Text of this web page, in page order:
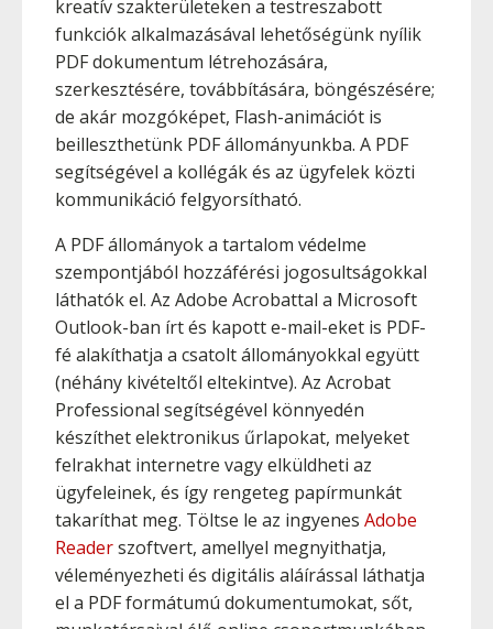
kreatív szakterületeken a testreszabott
funkciók alkalmazásával lehetőségünk nyílik
PDF dokumentum létrehozására,
szerkesztésére, továbbítására, böngészésére;
de akár mozgóképet, Flash-animációt is
beilleszthetünk PDF állományunkba. A PDF
segítségével a kollégák és az ügyfelek közti
kommunikáció felgyorsítható.
A PDF állományok a tartalom védelme
szempontjából hozzáférési jogosultságokkal
láthatók el. Az Adobe Acrobattal a Microsoft
Outlook-ban írt és kapott e-mail-eket is PDF-
fé alakíthatja a csatolt állományokkal együtt
(néhány kivételtől eltekintve). Az Acrobat
Professional segítségével könnyedén
készíthet elektronikus űrlapokat, melyeket
felrakhat internetre vagy elküldheti az
ügyfeleinek, és így rengeteg papírmunkát
takaríthat meg. Töltse le az ingyenes Adobe
Readerszoftvert, amellyel megnyithatja,
véleményezheti és digitális aláírással láthatja
el a PDF formátumú dokumentumokat, sőt,